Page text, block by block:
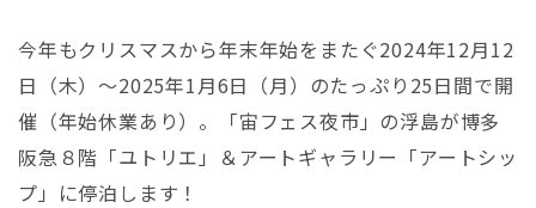
今年もクリスマスから年末年始をまたぐ2024年12月12
日（木）～2025年1月6日（月）のたっぷり25日間で開
催（年始休業あり）。
「宙フェス夜市」の浮島が博多
阪急８階「ユトリエ」＆アートギャラリー「アートシッ
プ」に停泊します！